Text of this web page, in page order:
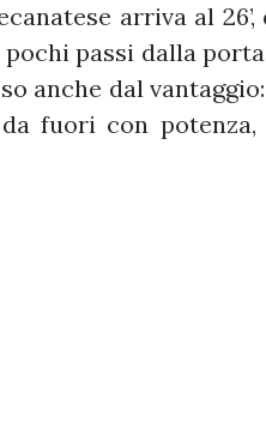
arriva al
passi dalla
anche dal
fuori con